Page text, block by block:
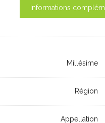
Informations
Millésime
Région
Appellation